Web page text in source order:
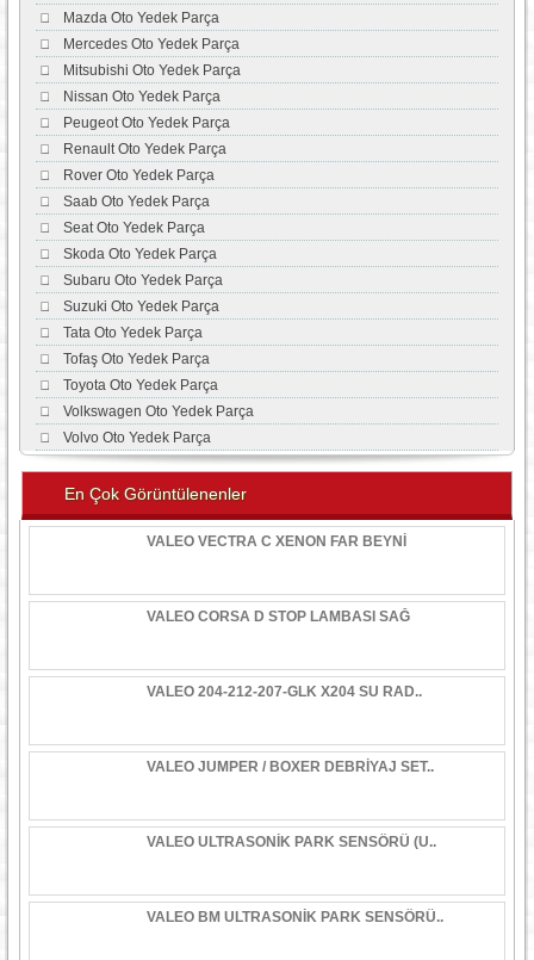
Mazda Oto Yedek Parça
Mercedes Oto Yedek Parça
Mitsubishi Oto Yedek Parça
Nissan Oto Yedek Parça
Peugeot Oto Yedek Parça
Renault Oto Yedek Parça
Rover Oto Yedek Parça
Saab Oto Yedek Parça
Seat Oto Yedek Parça
Skoda Oto Yedek Parça
Subaru Oto Yedek Parça
Suzuki Oto Yedek Parça
Tata Oto Yedek Parça
Tofaş Oto Yedek Parça
Toyota Oto Yedek Parça
Volkswagen Oto Yedek Parça
Volvo Oto Yedek Parça
En Çok Görüntülenenler
VALEO VECTRA C XENON FAR BEYNİ
VALEO CORSA D STOP LAMBASI SAĞ
VALEO 204-212-207-GLK X204 SU RAD..
VALEO JUMPER / BOXER DEBRİYAJ SET..
VALEO ULTRASONİK PARK SENSÖRÜ (U..
VALEO BM ULTRASONİK PARK SENSÖRÜ..